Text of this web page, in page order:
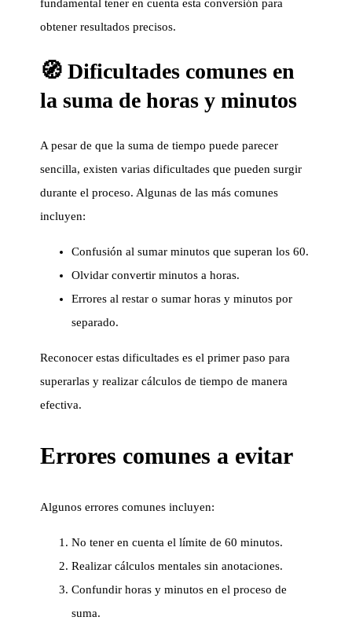
fundamental tener en cuenta esta conversión para
obtener resultados precisos.
🧭 Dificultades comunes en
la suma de horas y minutos
A pesar de que la suma de tiempo puede parecer
sencilla, existen varias dificultades que pueden surgir
durante el proceso. Algunas de las más comunes
incluyen:
Confusión al sumar minutos que superan los 60.
Olvidar convertir minutos a horas.
Errores al restar o sumar horas y minutos por
separado.
Reconocer estas dificultades es el primer paso para
superarlas y realizar cálculos de tiempo de manera
efectiva.
Errores comunes a evitar
Algunos errores comunes incluyen:
No tener en cuenta el límite de 60 minutos.
Realizar cálculos mentales sin anotaciones.
Confundir horas y minutos en el proceso de
suma.